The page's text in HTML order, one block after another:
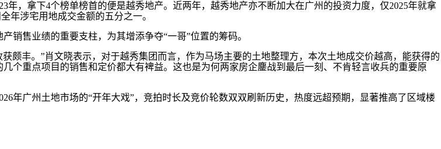
拿下4个榜单榜首的便是越秀地产。近两年，越秀地产亦不断加大在广州的投资力度，仅2025年就拿
年涉宅用地成交金额的五分之一。
售业绩的重要支柱，为其增添争夺“一哥”位置的筹码。
丰。”肖文晓表示，对于越秀集团而言，作为马场主要的土地整理方，本次土地成交价越高，能获得的
个重点项目的销售和定价都大有裨益。这也是为何两家房企鏖战到最后一刻、不肯轻言收兵的重要原
广州土地市场的“开年大戏”，竞拍时长及竞价轮数双双刷新历史，热度远超预期，显著推高了区域楼